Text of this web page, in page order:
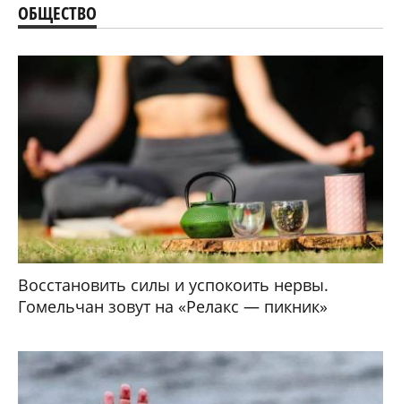
ОБЩЕСТВО
Восстановить силы и успокоить нервы.
Гомельчан зовут на «Релакс — пикник»